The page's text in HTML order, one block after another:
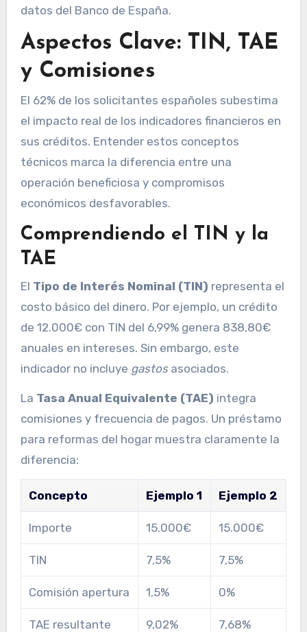
datos del Banco de España.
Aspectos Clave: TIN, TAE
y Comisiones
El 62% de los solicitantes españoles subestima
el impacto real de los indicadores financieros en
sus créditos. Entender estos conceptos
técnicos marca la diferencia entre una
operación beneficiosa y compromisos
económicos desfavorables.
Comprendiendo el TIN y la
TAE
El Tipo de Interés Nominal (TIN) representa el
costo básico del dinero. Por ejemplo, un crédito
de 12.000€ con TIN del 6,99% genera 838,80€
anuales en intereses. Sin embargo, este
indicador no incluye gastosasociados.
La Tasa Anual Equivalente (TAE) integra
comisiones y frecuencia de pagos. Un préstamo
para reformas del hogar muestra claramente la
diferencia:
Concepto Ejemplo 1 Ejemplo 2
Importe 15.000€ 15.000€
TIN 7,5% 7,5%
Comisión apertura 1,5% 0%
TAE resultante 9,02% 7,68%